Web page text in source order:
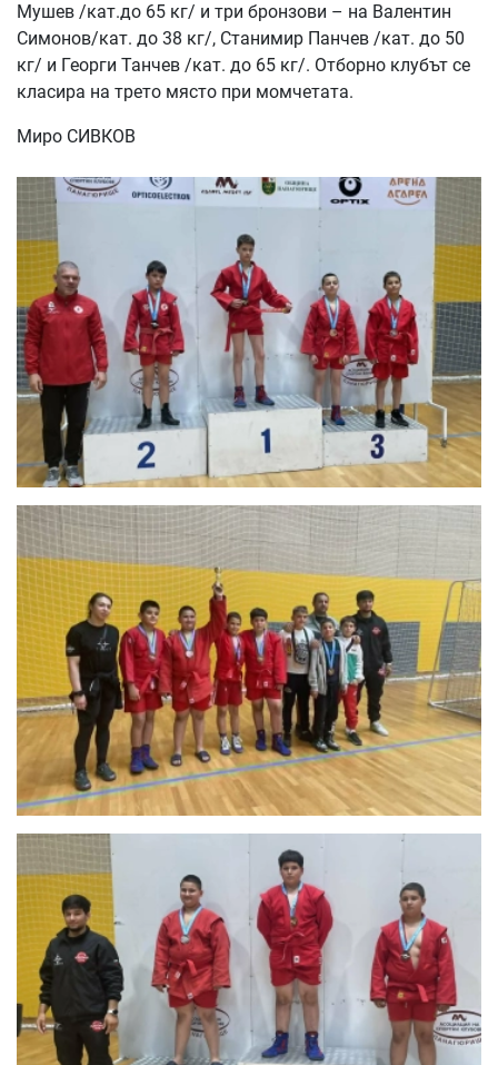
Мушев /кат.до 65 кг/ и три бронзови – на Валентин
Симонов/кат. до 38 кг/, Станимир Панчев /кат. до 50
кг/ и Георги Танчев /кат. до 65 кг/. Отборно клубът се
класира на трето място при момчетата.
Миро СИВКОВ